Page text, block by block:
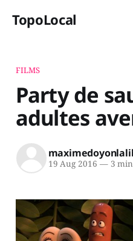
TopoLocal
FILMS
Party de
adultes
19 Aug 2016 —3